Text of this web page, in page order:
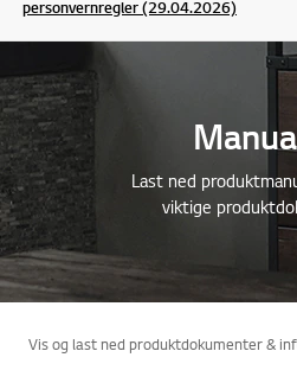
personvernregler (29.04.2026)
Last ned
viktige
Vis og last ned produktdokumenter &